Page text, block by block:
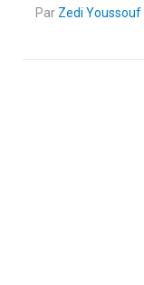
Par Zedi Youssouf